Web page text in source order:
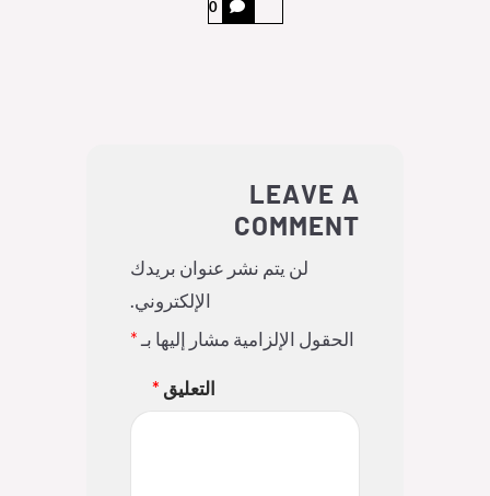
LEAVE A
COMMENT
لن يتم نشر عنوان بريدك
الإلكتروني.
الحقول الإلزامية مشار إليها بـ*
التعليق *